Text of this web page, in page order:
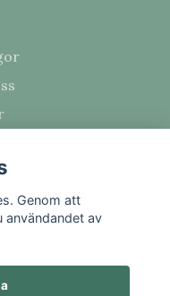
Genom att
användandet av